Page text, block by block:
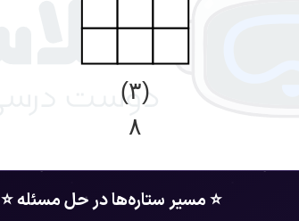
(۳)
۸
⭐ مسیر ستاره‌ها در حل مسئله ⭐